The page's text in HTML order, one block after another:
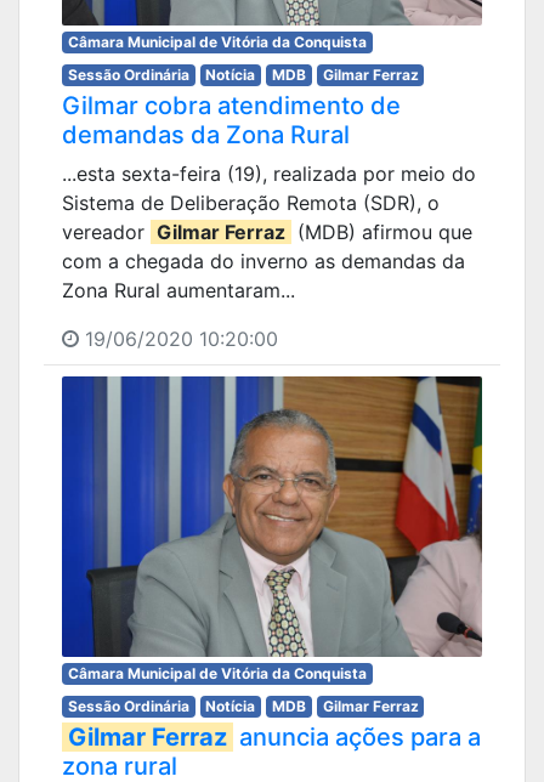
Câmara Municipal de Vitória da Conquista
Sessão Ordinária
Notícia MDB Gilmar Ferraz
Gilmar cobra atendimento de
demandas da Zona Rural
...esta sexta-feira (19), realizada por meio do
Sistema de Deliberação Remota (SDR), o
vereador Gilmar Ferraz (MDB) afirmou que
com a chegada do inverno as demandas da
Zona Rural aumentaram...
19/06/2020 10:20:00
Câmara Municipal de Vitória da Conquista
Sessão Ordinária
Notícia MDB Gilmar Ferraz
Gilmar Ferraz anuncia ações para a
zona rural